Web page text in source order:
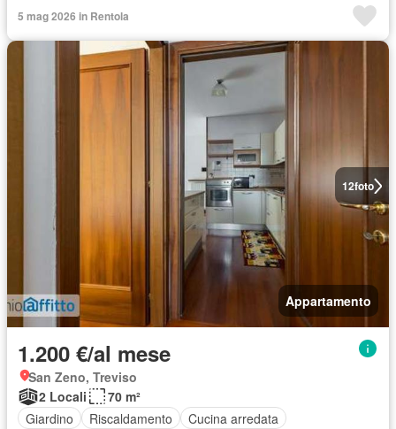
5 mag 2026 in Rentola
12foto
Appartamento
1.200 €/al mese
San Zeno, Treviso
2 Locali
70 m²
Giardino
Riscaldamento
Cucina arredata